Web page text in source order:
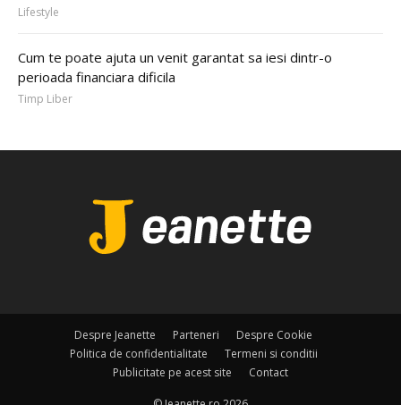
Lifestyle
Cum te poate ajuta un venit garantat sa iesi dintr-o
perioada financiara dificila
Timp Liber
Despre Jeanette Parteneri
Despre Cookie
Politica de confidentialitate
Termeni si conditii
Publicitate pe acest site
Contact